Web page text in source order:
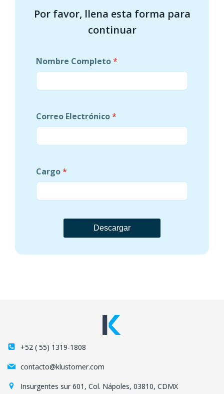
Por favor, llena esta forma para
continuar
Nombre Completo*
Correo Electrónico*
Cargo*
Descargar
+52 ( 55) 1319-1808
contacto@klustomer.com
Insurgentes sur 601, Col. Nápoles, 03810, CDMX